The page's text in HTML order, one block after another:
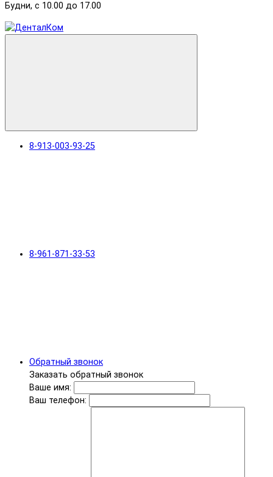
Будни, с 10.00 до 17.00
8-913-003-93-25
8-961-871-33-53
Обратный звонок
Заказать обратный звонок
Ваше имя:
Ваш телефон: